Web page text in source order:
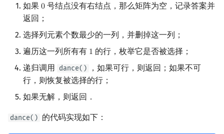
如果 0
0 号结点没有右结点，那么矩阵为空，记录答案并
返回；
选择列元素个数最少的一列，并删掉这一列；
遍历这一列所有有 1
1 的行，枚举它是否被选择；
递归调用 dance()
，如果可行，则返回；如果不可
行，则恢复被选择的行；
如果无解，则返回．
dance() 的代码实现如下：